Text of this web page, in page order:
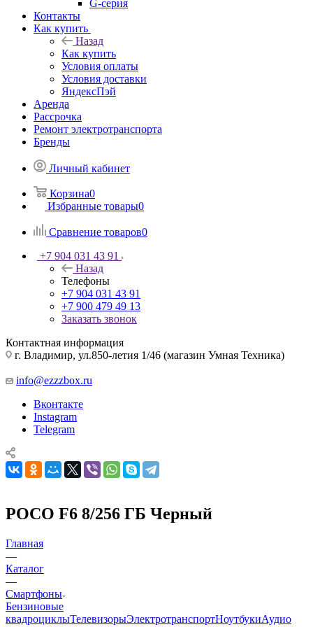
G-серия
Контакты
Как купить
Назад
Как купить
Условия оплаты
Условия доставки
ЯндексПэй
Аренда
Рассрочка
Ремонт электротранспорта
Бренды
Личный кабинет
Корзина0
Избранные товары0
Сравнение товаров0
+7 904 031 43 91
Назад
Телефоны
+7 904 031 43 91
+7 900 479 49 13
Заказать звонок
Контактная информация
г. Владимир, ул.850-летия 1/46 (магазин Умная Техника)
info@ezzzbox.ru
Вконтакте
Instagram
Telegram
POCO F6 8/256 ГБ Черный
Главная
—
Каталог
—
Смартфоны
Бензиновые
квадроциклыТелевизорыЭлектротранспортНоутбукиАудио